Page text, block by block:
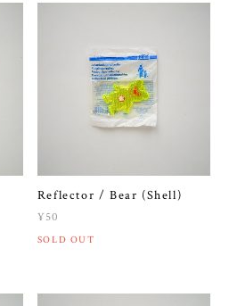
Reflector / Bear (Shell)
¥50
SOLD OUT